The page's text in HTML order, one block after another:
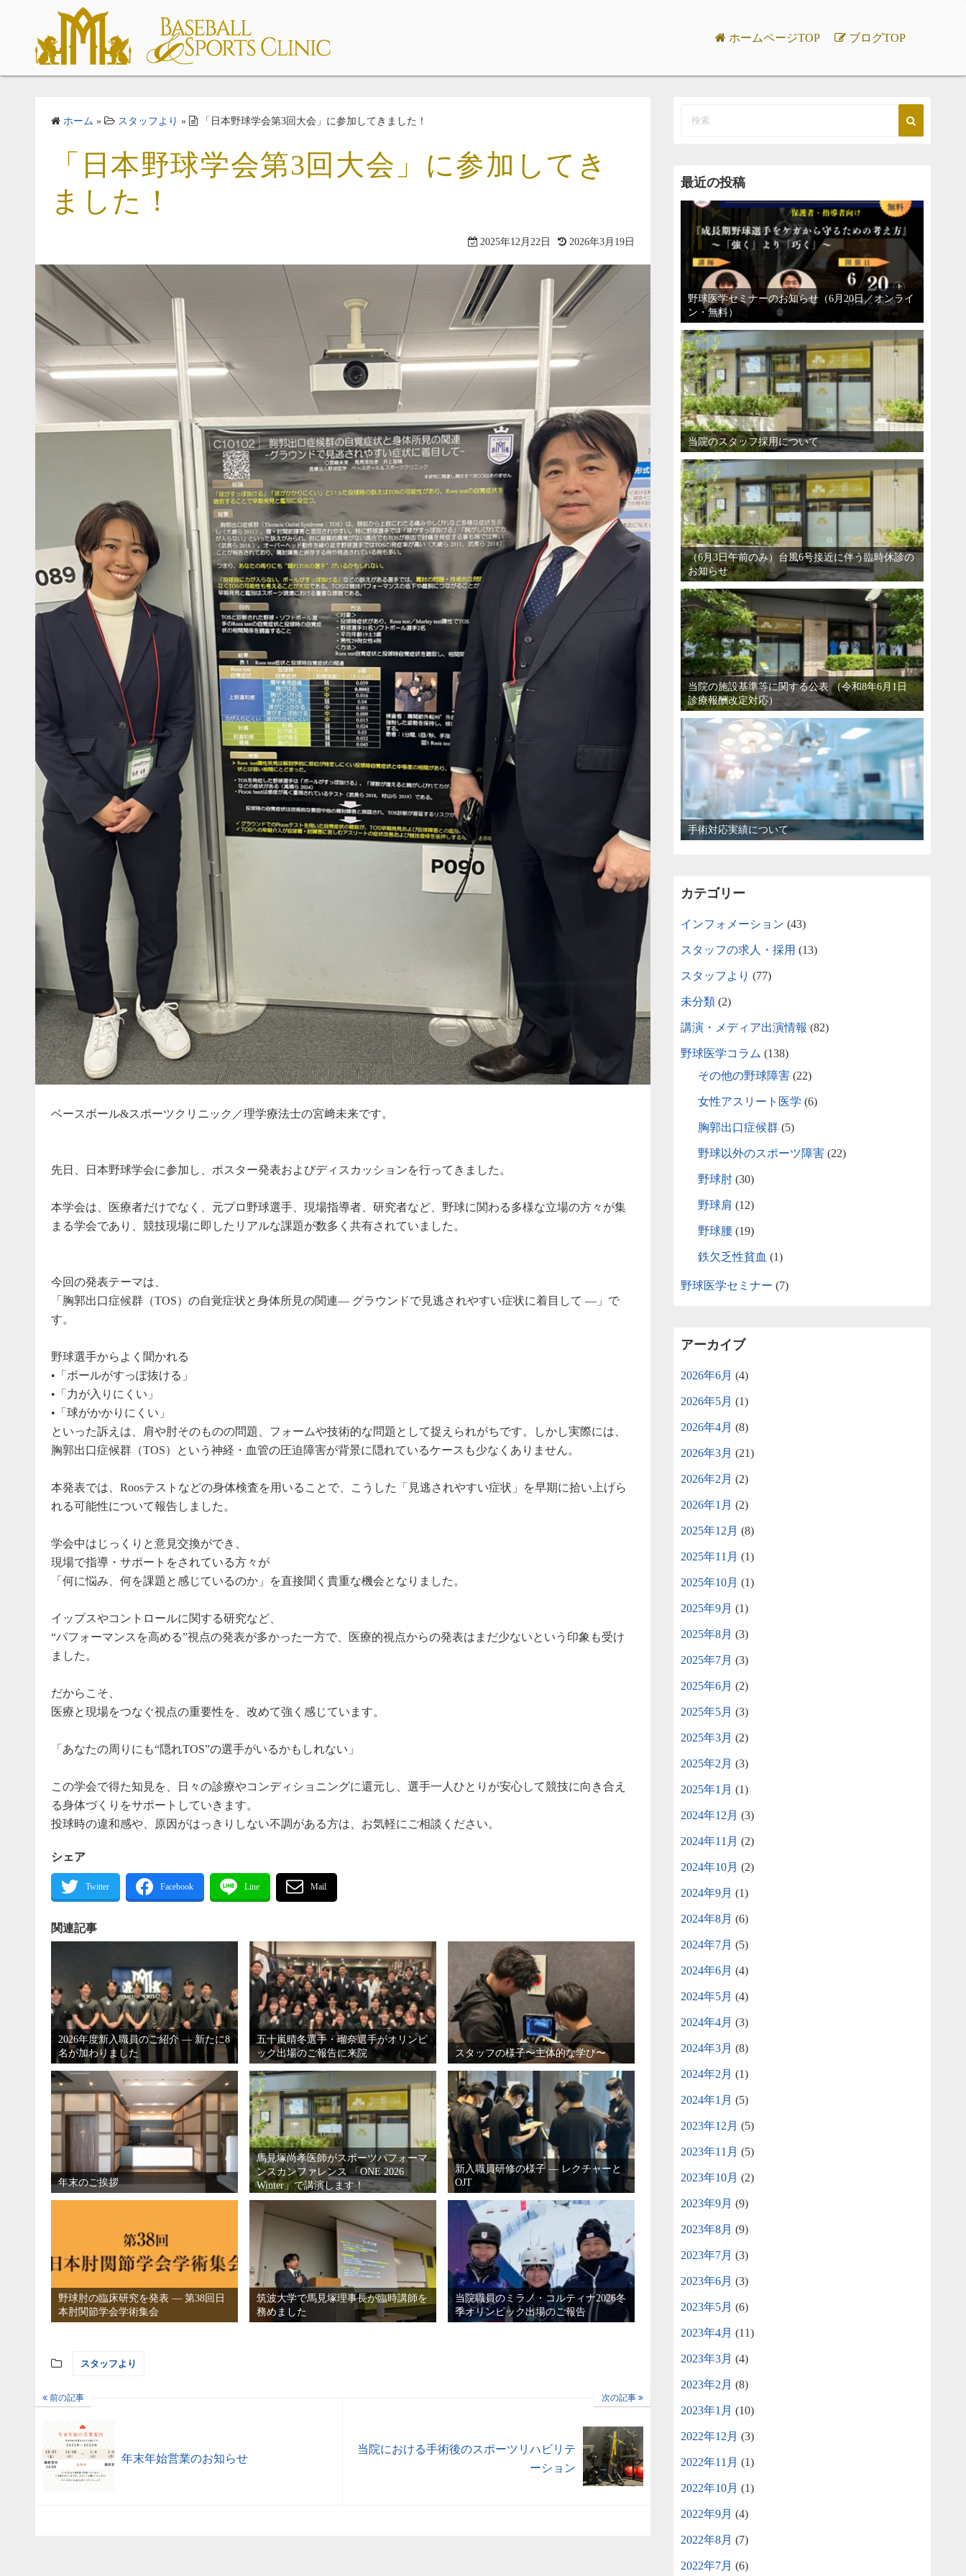
ホームページTOP ブログTOP
ホーム » スタッフより » 「日本野球学会第3回大会」に参加してきました！
「日本野球学会第3回大会」に参加してき
ました！
2025年12月22日 2026年3月19日
ベースボール&スポーツクリニック／理学療法士の宮﨑未来です。
先日、日本野球学会に参加し、ポスター発表およびディスカッションを行ってきました。
本学会は、医療者だけでなく、元プロ野球選手、現場指導者、研究者など、野球に関わる多様な立場の方々が集
まる学会であり、競技現場に即したリアルな課題が数多く共有されていました。
今回の発表テーマは、
「胸郭出口症候群（TOS）の自覚症状と身体所見の関連― グラウンドで見逃されやすい症状に着目して ―」で
す。
野球選手からよく聞かれる
•「ボールがすっぽ抜ける」
•「力が入りにくい」
•「球がかかりにくい」
といった訴えは、肩や肘そのものの問題、フォームや技術的な問題として捉えられがちです。しかし実際には、
胸郭出口症候群（TOS）という神経・血管の圧迫障害が背景に隠れているケースも少なくありません。
本発表では、Roosテストなどの身体検査を用いることで、こうした「見逃されやすい症状」を早期に拾い上げら
れる可能性について報告しました。
学会中はじっくりと意見交換ができ、
現場で指導・サポートをされている方々が
「何に悩み、何を課題と感じているのか」を直接聞く貴重な機会となりました。
イップスやコントロールに関する研究など、
“パフォーマンスを高める”視点の発表が多かった一方で、医療的視点からの発表はまだ少ないという印象も受け
ました。
だからこそ、
医療と現場をつなぐ視点の重要性を、改めて強く感じています。
「あなたの周りにも“隠れTOS”の選手がいるかもしれない」
この学会で得た知見を、日々の診療やコンディショニングに還元し、選手一人ひとりが安心して競技に向き合え
る身体づくりをサポートしていきます。
投球時の違和感や、原因がはっきりしない不調がある方は、お気軽にご相談ください。
シェア
関連記事
2026年度新入職員のご紹介 ― 新たに8
名が加わりました
五十嵐晴冬選手・瑠奈選手がオリンピ
ック出場のご報告に来院
スタッフの様子〜主体的な学び〜
年末のご挨拶
馬見塚尚孝医師がスポーツパフォーマ
ンスカンファレンス 「ONE 2026
Winter」で講演します！
新入職員研修の様子 ― レクチャーと
OJT
野球肘の臨床研究を発表 ― 第38回日
本肘関節学会学術集会
筑波大学で馬見塚理事長が臨時講師を
務めました
当院職員のミラノ・コルティナ2026冬
季オリンピック出場のご報告
スタッフより
前の記事
年末年始営業のお知らせ
次の記事
当院における手術後のスポーツリハビリテ
ーション
最近の投稿
野球医学セミナーのお知らせ（6月20日／オンライ
ン・無料）
当院のスタッフ採用について
（6月3日午前のみ）台風6号接近に伴う臨時休診の
お知らせ
当院の施設基準等に関する公表 （令和8年6月1日
診療報酬改定対応）
手術対応実績について
カテゴリー
インフォメーション (43)
スタッフの求人・採用 (13)
スタッフより (77)
未分類 (2)
講演・メディア出演情報 (82)
野球医学コラム (138)
その他の野球障害 (22)
女性アスリート医学 (6)
胸郭出口症候群 (5)
野球以外のスポーツ障害 (22)
野球肘 (30)
野球肩 (12)
野球腰 (19)
鉄欠乏性貧血 (1)
野球医学セミナー (7)
アーカイブ
2026年6月 (4)
2026年5月 (1)
2026年4月 (8)
2026年3月 (21)
2026年2月 (2)
2026年1月 (2)
2025年12月 (8)
2025年11月 (1)
2025年10月 (1)
2025年9月 (1)
2025年8月 (3)
2025年7月 (3)
2025年6月 (2)
2025年5月 (3)
2025年3月 (2)
2025年2月 (3)
2025年1月 (1)
2024年12月 (3)
2024年11月 (2)
2024年10月 (2)
2024年9月 (1)
2024年8月 (6)
2024年7月 (5)
2024年6月 (4)
2024年5月 (4)
2024年4月 (3)
2024年3月 (8)
2024年2月 (1)
2024年1月 (5)
2023年12月 (5)
2023年11月 (5)
2023年10月 (2)
2023年9月 (9)
2023年8月 (9)
2023年7月 (3)
2023年6月 (3)
2023年5月 (6)
2023年4月 (11)
2023年3月 (4)
2023年2月 (8)
2023年1月 (10)
2022年12月 (3)
2022年11月 (1)
2022年10月 (1)
2022年9月 (4)
2022年8月 (7)
2022年7月 (6)